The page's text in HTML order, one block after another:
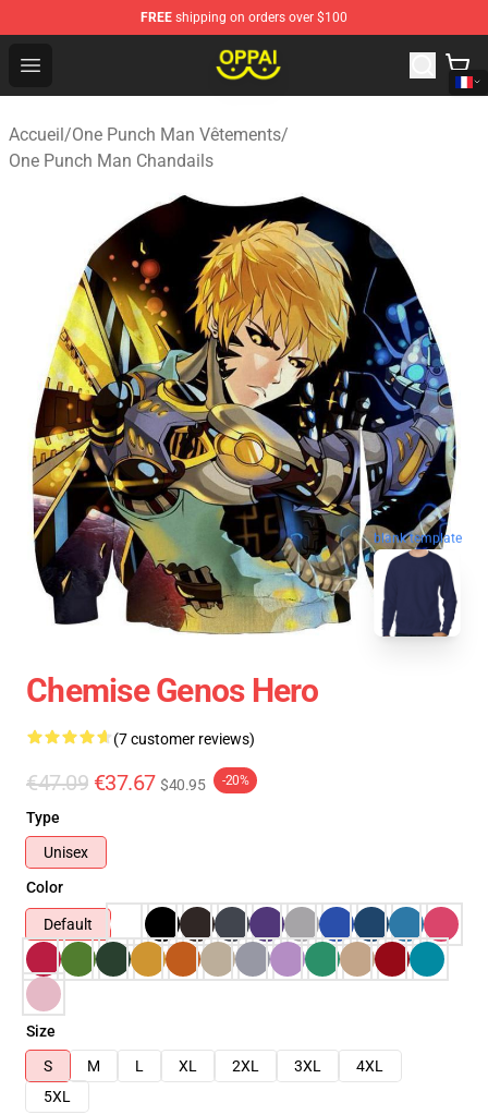
FREE shipping on orders over $100
Open menu
Oppai Store - Official Oppai Merchandise Shop
Accueil/One Punch Man Vêtements/
One Punch Man Chandails
blank template
Chemise Genos Hero
(7 customer reviews)
€47.09 €37.67 $40.95 -20%
Type
Unisex
Color
Default
Size
S
M L XL 2XL 3XL
4XL
5XL